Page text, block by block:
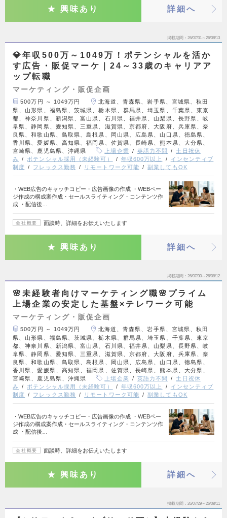
興味あり 詳細へ
掲載期間 26/07/31～26/08/13
💎年収500万～1049万！ポテンシャルを活か
す広告・販促マーケ｜24～33歳のキャリアア
ップ転職
マーケティング・販促企画
500万円 ～ 1049万円
北海道、青森県、岩手県、宮城県、秋田
県、山形県、福島県、茨城県、栃木県、群馬県、埼玉県、千葉県、東京
都、神奈川県、新潟県、富山県、石川県、福井県、山梨県、長野県、岐
阜県、静岡県、愛知県、三重県、滋賀県、京都府、大阪府、兵庫県、奈
良県、和歌山県、鳥取県、島根県、岡山県、広島県、山口県、徳島県、
香川県、愛媛県、高知県、福岡県、佐賀県、長崎県、熊本県、大分県、
宮崎県、鹿児島県、沖縄県
上場企業 英語力不問
土日祝休
み
ポテンシャル採用（未経験可） 年収600万以上
インセンティブ
制度
フレックス勤務 リモートワーク可能 副業してもOK
・WEB広告のキャッチコピー・広告画像の作成 ・WEBペー
ジ作成の構成案作成・セールスライティング・コンテンツ作
成 ・配信後…
会社概要 面談時、詳細をお伝えいたします
興味あり 詳細へ
掲載期間 26/07/30～26/08/12
🌸未経験者向けマーケティング職🌸プライム
上場企業の安定した基盤×テレワーク可能
マーケティング・販促企画
500万円 ～ 1049万円
北海道、青森県、岩手県、宮城県、秋田
県、山形県、福島県、茨城県、栃木県、群馬県、埼玉県、千葉県、東京
都、神奈川県、新潟県、富山県、石川県、福井県、山梨県、長野県、岐
阜県、静岡県、愛知県、三重県、滋賀県、京都府、大阪府、兵庫県、奈
良県、和歌山県、鳥取県、島根県、岡山県、広島県、山口県、徳島県、
香川県、愛媛県、高知県、福岡県、佐賀県、長崎県、熊本県、大分県、
宮崎県、鹿児島県、沖縄県
上場企業 英語力不問
土日祝休
み
ポテンシャル採用（未経験可） 年収600万以上
インセンティブ
制度
フレックス勤務 リモートワーク可能 副業してもOK
・WEB広告のキャッチコピー・広告画像の作成 ・WEBペー
ジ作成の構成案作成・セールスライティング・コンテンツ作
成 ・配信後…
会社概要 面談時、詳細をお伝えいたします
興味あり 詳細へ
掲載期間 26/07/29～26/08/11